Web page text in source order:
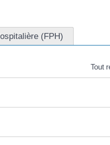
(FPH)
Tout